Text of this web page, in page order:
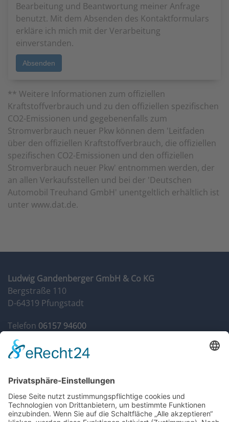
Bearbeitung und Beantwortung meiner Anfrage
benutzt. Mit dem Absenden des Kontaktformulars
erkläre ich mich mit der Verarbeitung
einverstanden.
** Weitere Informationen zum offiziellen
Kraftstoffverbrauch und zu den offiziellen spezifischen
CO2-Emissionen und gegebenenfalls zum
Stromverbrauch neuer Pkw können dem 'Leitfaden
über den offiziellen Kraftstoffverbrauch, die offiziellen
spezifischen CO2-Emissionen und den offiziellen
Stromverbrauch neuer Pkw' entnommen werden, der
an allen Verkaufsstellen und bei der 'Deutschen
Automobil Treuhand GmbH' unentgeltlich erhältlich ist
unter www.dat.de.
Ludwig Gandenberger GmbH & Co KG
Bergstraße 110
D-64319 Pfungstadt
Telefon 06157 94600
Fax 06157 946014
info@autohaus-gandenberger.de
Geschäftszeiten